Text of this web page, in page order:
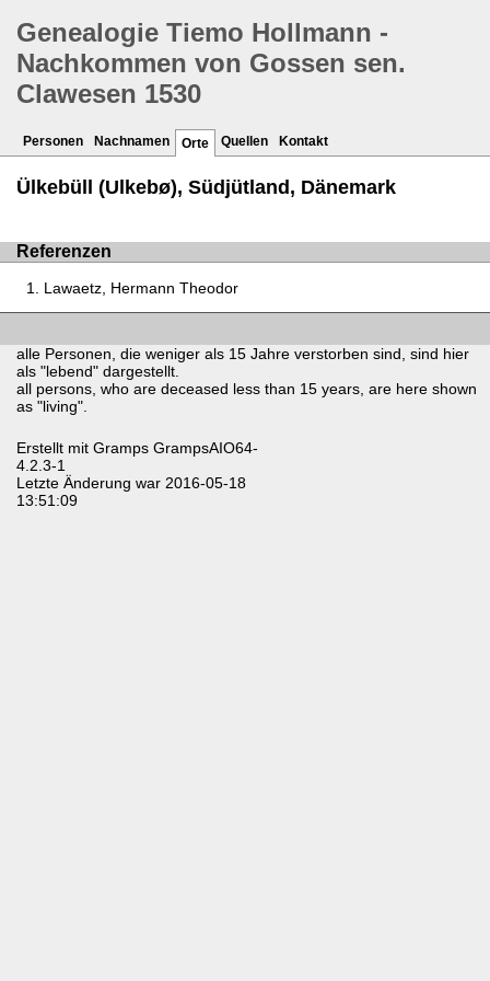
Genealogie Tiemo Hollmann -
Nachkommen von Gossen sen.
Clawesen 1530
Personen Nachnamen Orte Quellen Kontakt
Ülkebüll (Ulkebø), Südjütland, Dänemark
Referenzen
Lawaetz, Hermann Theodor
alle Personen, die weniger als 15 Jahre verstorben sind, sind hier
als "lebend" dargestellt.
all persons, who are deceased less than 15 years, are here shown
as "living".
Erstellt mit Gramps GrampsAIO64-
4.2.3-1
Letzte Änderung war 2016-05-18
13:51:09